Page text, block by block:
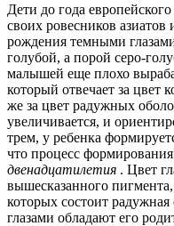
Дети до года
своих ровесников
рождения темными
голубой, а порой серо-
малышей еще плохо
который отвечает за цвет
же за цвет радужных
увеличивается, и
трем, у ребенка
что процесс
двенадцатилетия . Цвет
вышесказанного
которых состоит
глазами обладают его